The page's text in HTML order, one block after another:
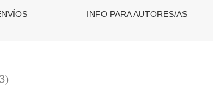
INFO PARA AUTORES/AS